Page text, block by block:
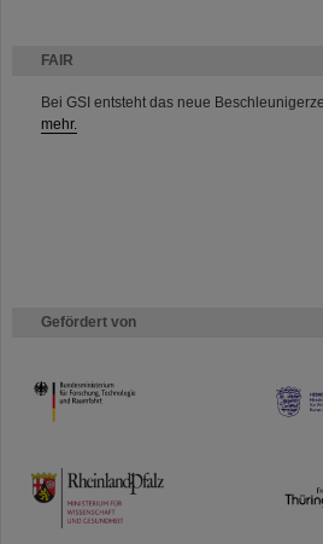
FAIR
Bei GSI entsteht das neue
mehr.
Gefördert von
HMWK
TMWWDG